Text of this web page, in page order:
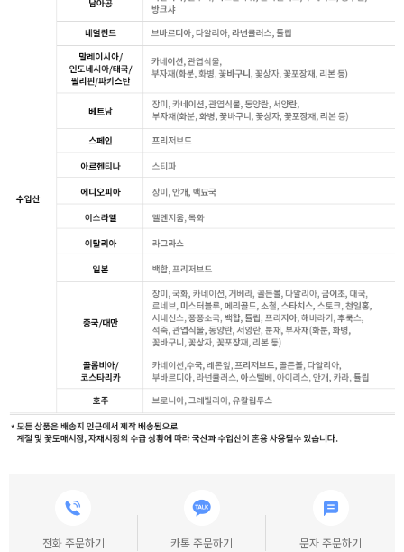
전화 주문하기 카톡 주문하기 문자 주문하기